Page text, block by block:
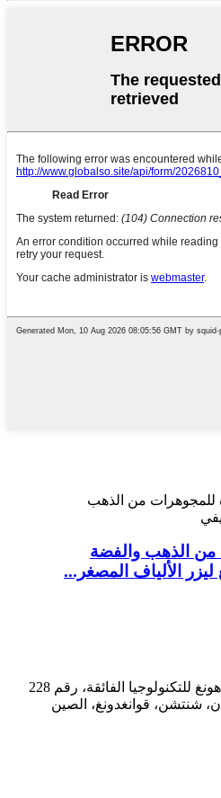
الذهب والفضة
الألياف المصغر...
508، المبنى ب، مجمع داهونغ للتكنولوجيا الفائقة، رقم 228
شنتشن، قوانغدونغ، الصين